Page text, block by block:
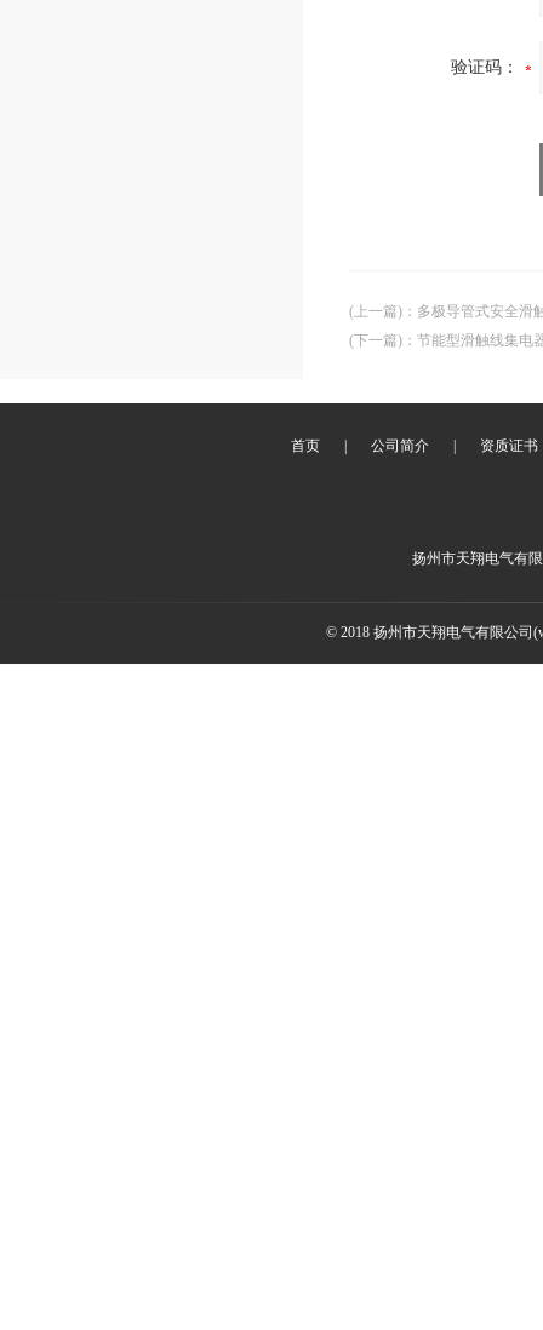
验证码：
(上一篇) ： 多极导管式安全滑
(下一篇) ： 节能型滑触线集电
首页 公司简介 资质证书
扬州市天翔电气有
© 2018 扬州市天翔电气有限公司